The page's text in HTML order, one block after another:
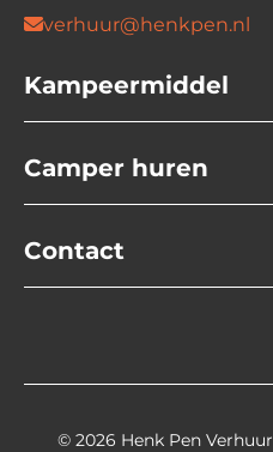
Isofix: aanwezig
verhuur@henkpen.nl
Kampeermiddel
Camper huren
Contact
© 2026 Henk Pen Verhuur